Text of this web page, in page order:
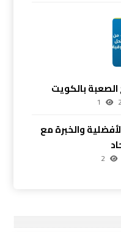
الصعبة بالكويت
1
والخبرة مع
2